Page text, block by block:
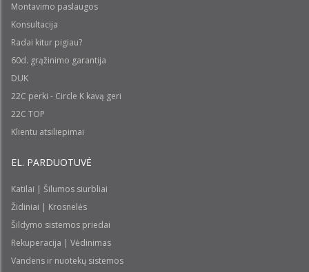
Montavimo paslaugos
Konsultacija
Radai kitur pigiau?
60d. grąžinimo garantija
DUK
22C perki - Circle K kavą geri
22C TOP
Klientu atsiliepimai
EL. PARDUOTUVĖ
Katilai | Šilumos siurbliai
Židiniai | Krosnelės
Šildymo sistemos priedai
Rekuperacija | Vėdinimas
Vandens ir nuotekų sistemos